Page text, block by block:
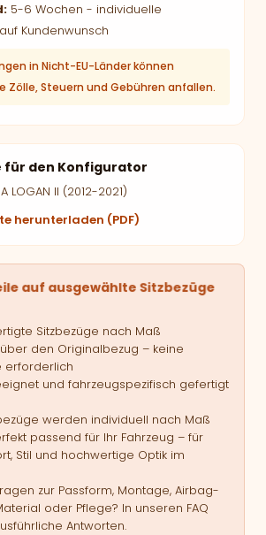
5-6 Wochen - individuelle
Kundenwunsch
in Nicht-EU-Länder können
Zölle, Steuern und Gebühren anfallen.
für den Konfigurator
LOGAN II (2012-2021)
herunterladen (PDF)
auf ausgewählte Sitzbezüge
Sitzbezüge nach Maß
den Originalbezug – keine
erforderlich
und fahrzeugspezifisch gefertigt
werden individuell nach Maß
passend für Ihr Fahrzeug – für
Stil und hochwertige Optik im
zur Passform, Montage, Airbag-
oder Pflege? In unseren FAQ
Antworten.